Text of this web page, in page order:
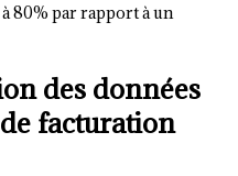
80% par rapport à un
des données
facturation